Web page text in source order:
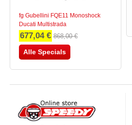
fg Gubellini FQE11 Monoshock
Ducati Multistrada
677,04 € 868,00 €
Alle Specials